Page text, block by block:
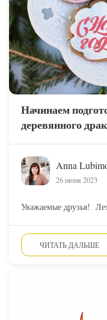
Начинаем
деревянного
Anna
26 июня 2023
Уважаемые друзья!
ЧИТАТЬ ДАЛЬШЕ